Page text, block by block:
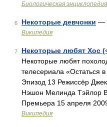
Биологическая энциклопедия
6 Некоторые девчонки —
Википедия
7 Некоторые любят Хос
Некоторые любят
телесериала «Остаться
Эпизод 13 Режиссёр
Нэшон Мелинда Тэйлор
Премьера 15 апреля
Википедия